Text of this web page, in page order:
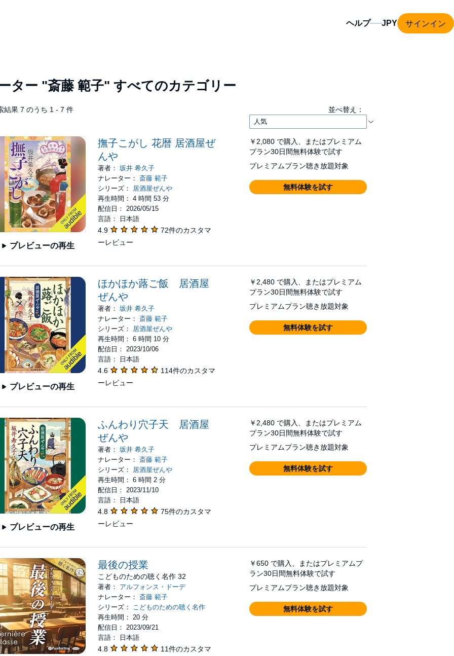
ヘルプ サインイン
ター "斎藤 範子" すべてのカテゴリー
結果 7 のうち 1 - 7 件 並べ替え：
プレビューの再生
撫子こがし 花暦 居酒屋ぜ
んや
著者：坂井 希久子
ナレーター：斎藤 範子
シリーズ： 居酒屋ぜんや
再生時間： 4 時間 53 分
配信日： 2026/05/15
言語： 日本語
4.9
72件のカスタマ
ーレビュー
￥2,080 で購入、またはプレミアム
プラン30日間無料体験で試す
プレミアムプラン聴き放題対象
無料体験を試す
プレビューの再生
ほかほか蕗ご飯 居酒屋
ぜんや
著者：坂井 希久子
ナレーター：斎藤 範子
シリーズ： 居酒屋ぜんや
再生時間： 6 時間 10 分
配信日： 2023/10/06
言語： 日本語
4.6
114件のカスタマ
ーレビュー
￥2,480 で購入、またはプレミアム
プラン30日間無料体験で試す
プレミアムプラン聴き放題対象
無料体験を試す
プレビューの再生
ふんわり穴子天 居酒屋
ぜんや
著者：坂井 希久子
ナレーター：斎藤 範子
シリーズ：
居酒屋ぜんや
再生時間： 6 時間 2 分
配信日： 2023/11/10
言語： 日本語
4.8
75件のカスタマ
ーレビュー
￥2,480 で購入、またはプレミアム
プラン30日間無料体験で試す
プレミアムプラン聴き放題対象
無料体験を試す
最後の授業
こどものための聴く名作 32
著者： アルフォンス・ドーデ
ナレーター：斎藤 範子
シリーズ：
こどものための聴く名作
再生時間： 20 分
配信日： 2023/09/21
言語： 日本語
4.8
11件のカスタマ
￥650 で購入、またはプレミアムプ
ラン30日間無料体験で試す
プレミアムプラン聴き放題対象
無料体験を試す